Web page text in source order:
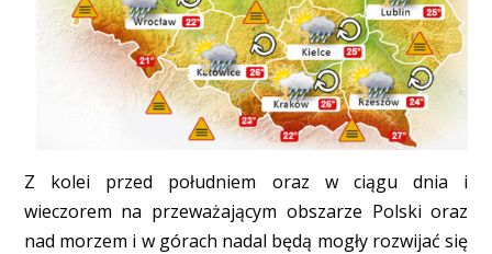
Z kolei przed południem oraz w ciągu dnia i
wieczorem na przeważającym obszarze Polski oraz
nad morzem i w górach nadal będą mogły rozwijać się